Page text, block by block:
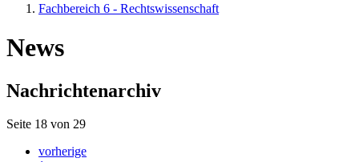
Fachbereich 6 - Rechtswissenschaft
News
Nachrichtenarchiv
Seite 18 von 29
vorherige